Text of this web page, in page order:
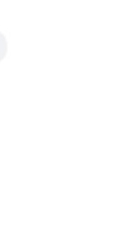
кварца